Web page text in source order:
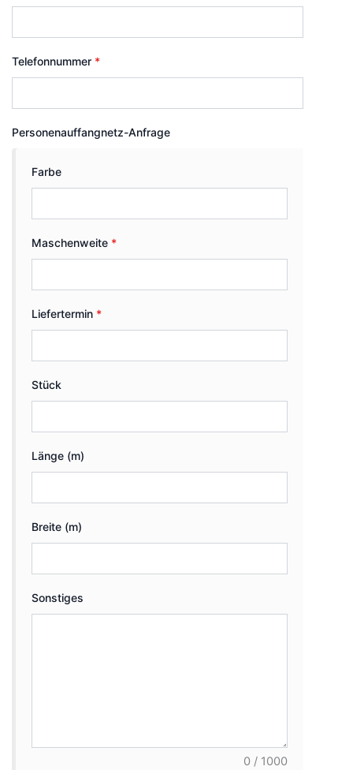
Telefonnummer *
Personenauffangnetz-Anfrage
Farbe
Maschenweite *
Liefertermin *
Stück
Länge (m)
Breite (m)
Sonstiges
0 / 1000